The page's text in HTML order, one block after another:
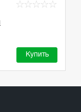
☆
☆
☆
☆
☆
Купить